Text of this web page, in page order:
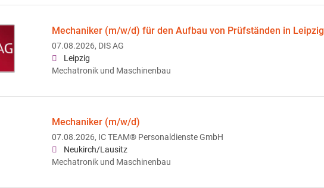
Mechaniker (m/w/d) für den Aufbau von Prüfständen in Leipzig
07.08.2026, DIS AG
Leipzig
Mechatronik und Maschinenbau
Mechaniker (m/w/d)
07.08.2026, IC TEAM® Personaldienste GmbH
Neukirch/Lausitz
Mechatronik und Maschinenbau